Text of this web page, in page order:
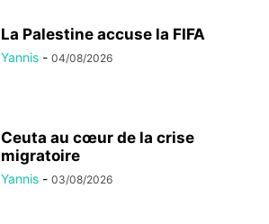
La Palestine accuse la FIFA
Yannis - 04/08/2026
Ceuta au cœur de la crise
migratoire
Yannis - 03/08/2026